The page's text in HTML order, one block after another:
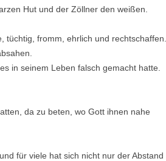
Hut und der Zöllner den weißen.
tüchtig, fromm, ehrlich und rechtschaffen.
in seinem Leben falsch gemacht hatte.
da zu beten, wo Gott ihnen nahe
für viele hat sich nicht nur der Abstand